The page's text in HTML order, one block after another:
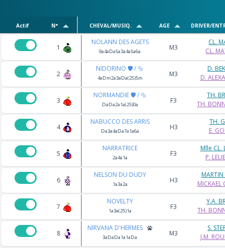
Actif N° CHEVAL/MUSIQ. AGE DRIVER/
1
NOLANN DES AGETS
9a4aDa5a3a4a5a6a M3
CL.
CL.
2
NIDORINO 🛡️ / 🔩
4aDm2a3aDa(25)5m M3
D.
D.
3
NORMANDIE 🛡️ / 🔩
DaDa2a1a(25)0a F3
TH.
TH.
4
NABUCCO DES ARRIS
Da3a4aDa7a1a6a H3
TH.
E.
5
NARRATRICE
2a4a1a F3
Mlle CL.
P.
6
NELSON DU DUDY
1a3a2a H3
MARTIN
MICKAEL
7
NOVELTY
1a3a(25)1a F3
Y.A.
TH.
8
NIRVANA D'HERMES
3aDaDa1a1aDa M3
S.
J.M.